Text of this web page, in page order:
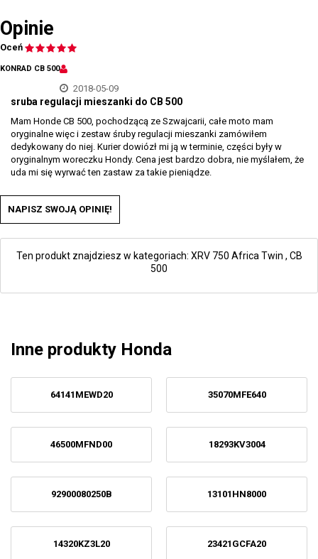
Opinie
Oceń
KONRAD CB 500
2018-05-09
sruba regulacji mieszanki do CB 500
Mam Honde CB 500, pochodzącą ze Szwajcarii, całe moto mam
oryginalne więc i zestaw śruby regulacji mieszanki zamówiłem
dedykowany do niej. Kurier dowiózł mi ją w terminie, części były w
oryginalnym woreczku Hondy. Cena jest bardzo dobra, nie myślałem, że
uda mi się wyrwać ten zastaw za takie pieniądze.
NAPISZ SWOJĄ OPINIĘ!
Ten produkt znajdziesz w kategoriach: XRV 750 Africa Twin , CB
500
Inne produkty Honda
64141MEWD20 35070MFE640
46500MFND00 18293KV3004
92900080250B 13101HN8000
14320KZ3L20 23421GCFA20